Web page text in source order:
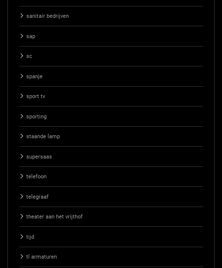
sanitair bedrijven
sap
sc
spanje
sport tv
sporting
staande lamp
supersaas
telefoon
telegraaf
theater aan het vrijthof
tijd
tl armaturen